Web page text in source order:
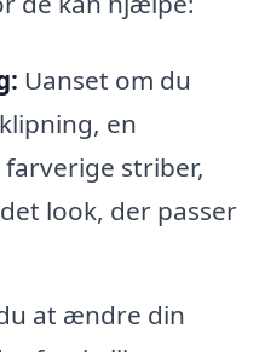
Uanset om du
en
striber,
look, der passer
at ændre din